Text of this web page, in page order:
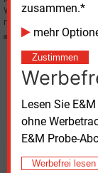
zusammen.*
mehr
Zustimmen
Lesen Sie
ohne
E&M Probe-
Werbefrei lesen
Wirtschaft ist jetzt das
neu gestartet.
Kaufen Sie